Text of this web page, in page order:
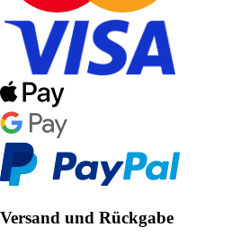
Versand und Rückgabe